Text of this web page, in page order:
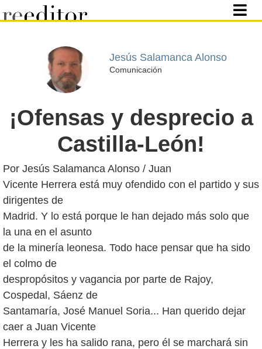
Jesús Salamanca Alonso
Comunicación
¡Ofensas y desprecio a
Castilla-León!
Por Jesús Salamanca Alonso / Juan
Vicente Herrera está muy ofendido con el partido y sus
dirigentes de
Madrid. Y lo está porque le han dejado más solo que
la una en el asunto
de la minería leonesa. Todo hace pensar que ha sido
el colmo de
despropósitos y vagancia por parte de Rajoy,
Cospedal, Sáenz de
Santamaría, José Manuel Soria... Han querido dejar
caer a Juan Vicente
Herrera y les ha salido rana, pero él se marchará sin